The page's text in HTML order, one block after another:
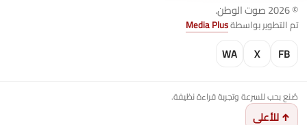
© 2026 صوت الوطن.
تم التطوير بواسطةMedia Plus
FB
X
WA
صُنع بحب للسرعة وتجربة قراءة نظيفة.
↑ للأعلى